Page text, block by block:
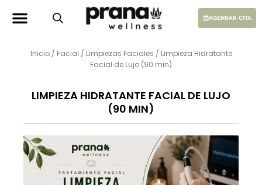
AGENDAR CITA
Inicio/ Facial / Limpiezas Faciales / Limpieza Hidratante
Facial de Lujo (90 min)
LIMPIEZA HIDRATANTE FACIAL DE LUJO
(90 MIN)